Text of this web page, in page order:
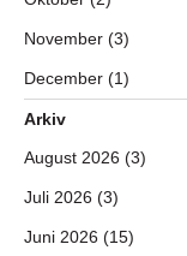
November (3)
December (1)
Arkiv
August 2026 (3)
Juli 2026 (3)
Juni 2026 (15)